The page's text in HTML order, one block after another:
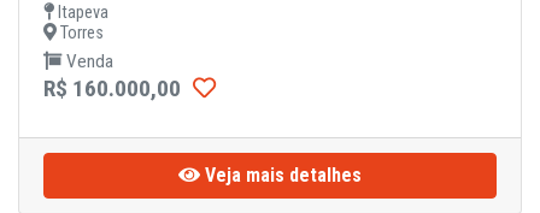
Itapeva
Torres
Venda
R$ 160.000,00
Veja mais detalhes